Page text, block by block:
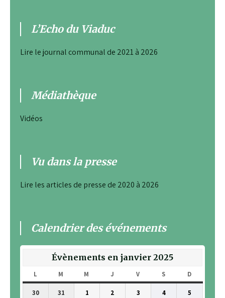
L’Echo du Viaduc
Lire le journal communal de 2021 à 2026
Médiathèque
Vidéos
Vu dans la presse
Lire les articles de presse de 2020 à 2026
Calendrier des événements
Évènements en janvier 2025
L M MARDIM MERCREDI
J V VENDREDI
S SAMEDID
30 31 1 2 3 4 5